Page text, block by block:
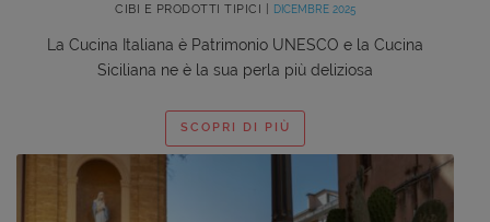
CIBI E PRODOTTI TIPICI | DICEMBRE 2025
La Cucina Italiana è Patrimonio UNESCO e la Cucina
Siciliana ne è la sua perla più deliziosa
SCOPRI DI PIÙ